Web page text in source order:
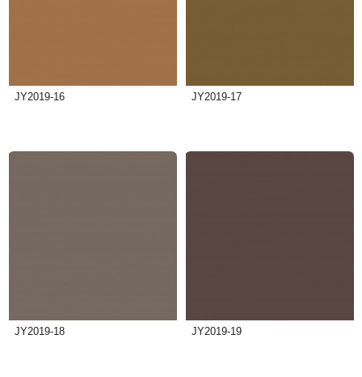
JY2019-16 JY2019-17
JY2019-18 JY2019-19